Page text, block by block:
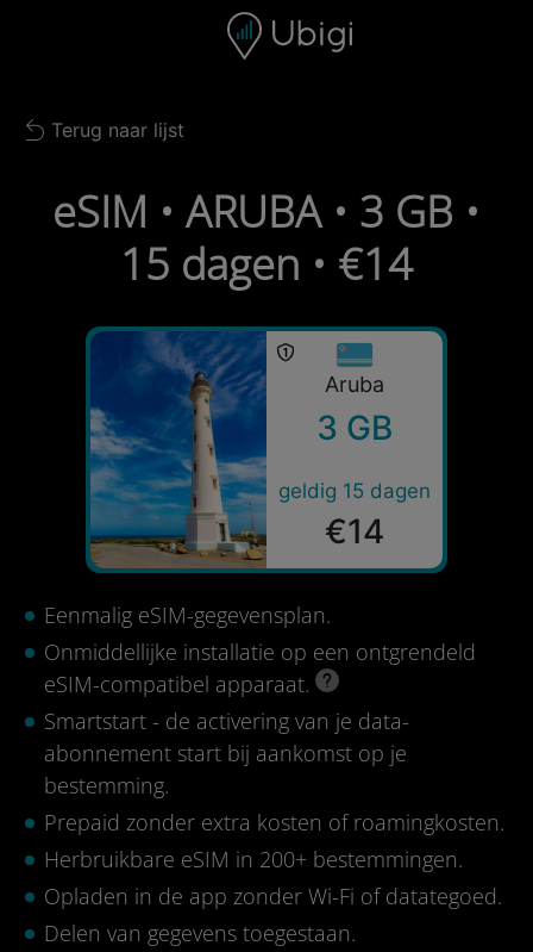
Navigatiebalk Voettekst
Back to list
Terug naar lijst
eSIM • ARUBA • 3 GB •
15 dagen • €14
Aruba
3 GB
geldig 15 dagen
€14
Eenmalig eSIM-gegevensplan.
Onmiddellijke installatie op een ontgrendeld
eSIM-compatibel apparaat.
Smartstart - de activering van je data-
abonnement start bij aankomst op je
bestemming.
Prepaid zonder extra kosten of roamingkosten.
Herbruikbare eSIM in 200+ bestemmingen.
Opladen in de app zonder Wi-Fi of datategoed.
Delen van gegevens toegestaan.